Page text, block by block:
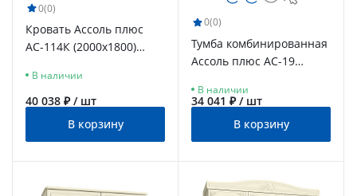
0(0)
Кровать Ассоль плюс
АС-114К (2000x1800)
В наличии
40 038 ₽ / шт
В корзину
0(0)
Тумба комбинированная
Ассоль плюс АС-19
В наличии
34 041 ₽ / шт
В корзину